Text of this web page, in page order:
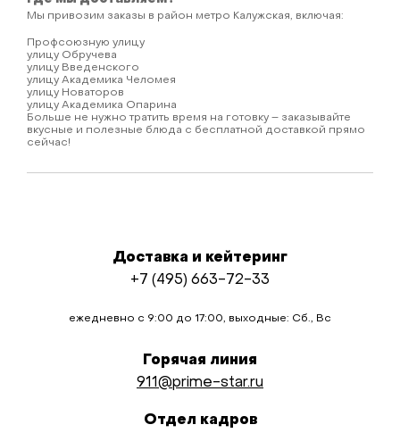
Мы привозим заказы в район метро Калужская, включая:
Профсоюзную улицу
улицу Обручева
улицу Введенского
улицу Академика Челомея
улицу Новаторов
улицу Академика Опарина
Больше не нужно тратить время на готовку – заказывайте
вкусные и полезные блюда с бесплатной доставкой прямо
сейчас!
Доставка и кейтеринг
+7 (495) 663-72-33
ежедневно с 9:00 до 17:00, выходные: Сб., Вс
Горячая линия
911@prime-star.ru
Отдел кадров